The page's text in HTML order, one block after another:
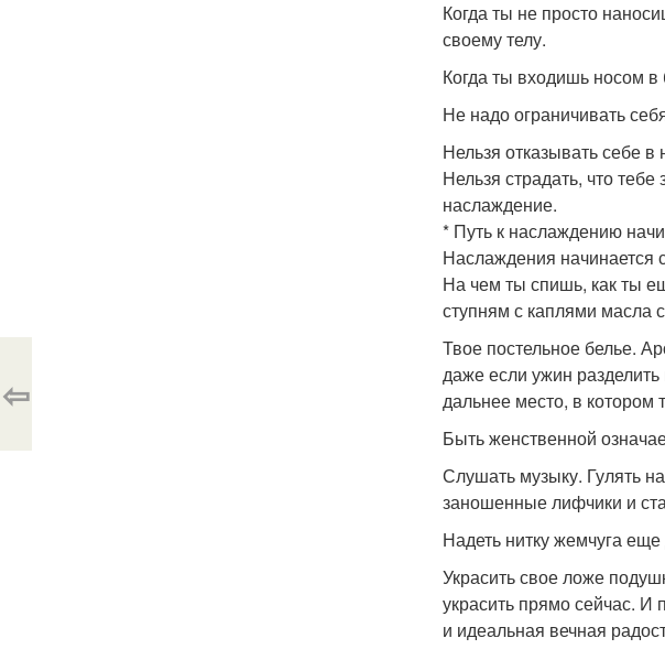
Когда ты не просто
своему телу.
Когда ты входишь носом в
Не надо ограничивать
Нельзя отказывать себе
Нельзя страдать, что
наслаждение.
* Путь к наслаждению
Наслаждения начинается
На чем ты спишь, как ты
ступням с каплями масла
Твое постельное белье.
даже если ужин
дальнее место, в котором
Быть женственной
Слушать музыку. Гулять
заношенные лифчики и
Надеть нитку жемчуга
Украсить свое ложе
украсить прямо сейчас. И
и идеальная вечная
⇦